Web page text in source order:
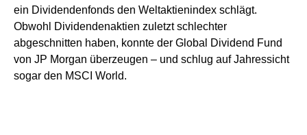
ein Dividendenfonds den Weltaktienindex schlägt.
Obwohl Dividendenaktien zuletzt schlechter
abgeschnitten haben, konnte der Global Dividend Fund
von JP Morgan überzeugen – und schlug auf Jahressicht
sogar den MSCI World.